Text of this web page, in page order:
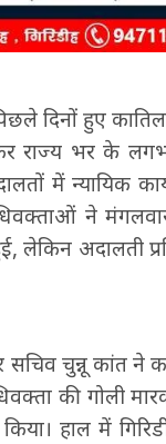
दिनों हुए
राज्य भर के
में न्यायिक
ने
लेकिन अदालती
सचिव चुन्नू कांत ने
की गोली
हाल में